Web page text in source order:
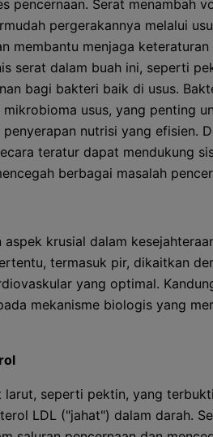
pencernaan. Serat menambah
pergerakannya melalui
membantu menjaga
serat dalam buah ini, seperti
bagi bakteri baik di usus.
usus, yang penting
nutrisi yang efisien.
teratur dapat mendukung
berbagai masalah
aspek krusial dalam
termasuk pir, dikaitkan
yang optimal.
mekanisme biologis yang
larut, seperti pektin, yang
LDL ("jahat") dalam darah.